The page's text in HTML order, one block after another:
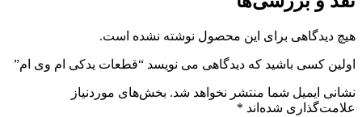
هیچ دیدگاهی برای این محصول نوشته نشده است.
اولین کسی باشید که دیدگاهی می نویسد “قطعات یدکی ام وی ام”
نشانی ایمیل شما منتشر نخواهد شد. بخش‌های موردنیاز
علامت‌گذاری شده‌اند *